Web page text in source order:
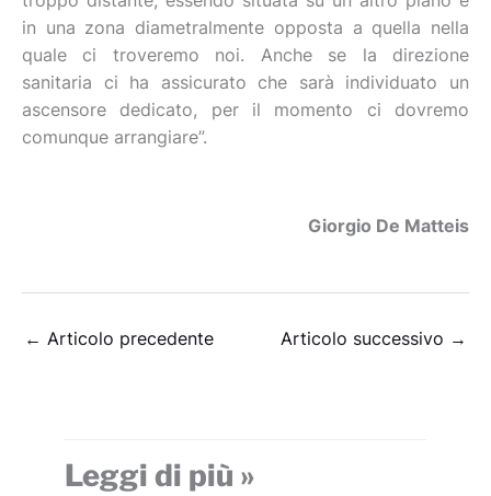
in una zona diametralmente opposta a quella nella
quale ci troveremo noi. Anche se la direzione
sanitaria ci ha assicurato che sarà individuato un
ascensore dedicato, per il momento ci dovremo
comunque arrangiare”.
Giorgio De Matteis
← Articolo precedente Articolo successivo →
Leggi di più »